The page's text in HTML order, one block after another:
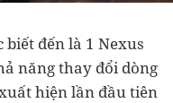
đến là 1 Nexus
năng thay đổi dòng
hiện lần đầu tiên